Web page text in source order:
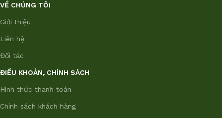
VỀ CHÚNG TÔI
Giới thiệu
Liên hệ
Đối tác
ĐIỀU KHOẢN, CHÍNH SÁCH
Hình thức thanh toán
Chính sách khách hàng